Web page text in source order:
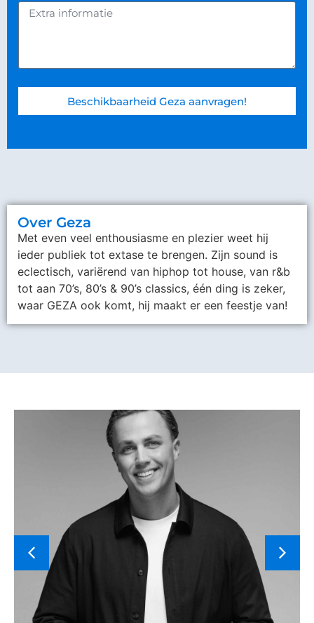
Beschikbaarheid Geza aanvragen!
Over Geza
Met even veel enthousiasme en plezier weet hij
ieder publiek tot extase te brengen. Zijn sound is
eclectisch, variërend van hiphop tot house, van r&b
tot aan 70’s, 80’s & 90’s classics, één ding is zeker,
waar GEZA ook komt, hij maakt er een feestje van!